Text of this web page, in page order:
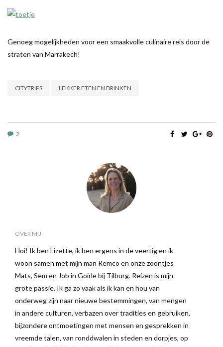
Genoeg mogelijkheden voor een smaakvolle culinaire reis door de
straten van Marrakech!
CITYTRIPS LEKKER ETEN EN DRINKEN
2
OVER MIJ
Hoi! Ik ben Lizette, ik ben ergens in de veertig en ik
woon samen met mijn man Remco en onze zoontjes
Mats, Sem en Job in Goirle bij Tilburg. Reizen is mijn
grote passie. Ik ga zo vaak als ik kan en hou van
onderweg zijn naar nieuwe bestemmingen, van mengen
in andere culturen, verbazen over tradities en gebruiken,
bijzondere ontmoetingen met mensen en gesprekken in
vreemde talen, van ronddwalen in steden en dorpjes, op